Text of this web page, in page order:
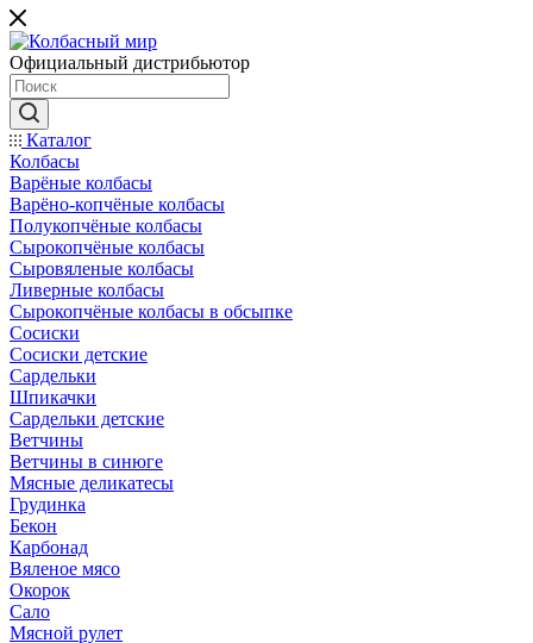
Официальный дистрибьютор
Каталог
Колбасы
Варёные колбасы
Варёно-копчёные колбасы
Полукопчёные колбасы
Сырокопчёные колбасы
Сыровяленые колбасы
Ливерные колбасы
Сырокопчёные колбасы в обсыпке
Сосиски
Сосиски детские
Сардельки
Шпикачки
Сардельки детские
Ветчины
Ветчины в синюге
Мясные деликатесы
Грудинка
Бекон
Карбонад
Вяленое мясо
Окорок
Сало
Мясной рулет